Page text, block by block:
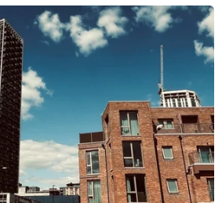
ma túy trước khi bị tấn công ở khu
(Ảnh: Bộ Chiến tranh Mỹ/TTXVN)
Mỹ tiếp tục tiến hành không
tàu bị nghi tham gia hoạt
ma túy trên khu vực phía
khiến 2 người trên tàu